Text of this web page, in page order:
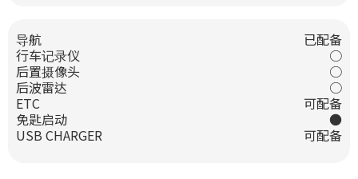
导航
已配备
行车记录仪
○
后置摄像头
○
后波雷达
○
ETC
可配备
免匙启动
●
USB CHARGER
可配备